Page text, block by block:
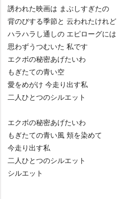
誘われた映画は まぶしすぎたの
背のびする季節と 云われたけれど
ハラハラし通しの エピローグには
思わずうつむいた 私です
エクボの秘密あげたいわ
もぎたての青い空
愛をめがけ 今走り出す私
二人ひとつのシルエット
エクボの秘密あげたいわ
もぎたての青い風 頬を染めて
今走り出す私
二人ひとつのシルエット
シルエット